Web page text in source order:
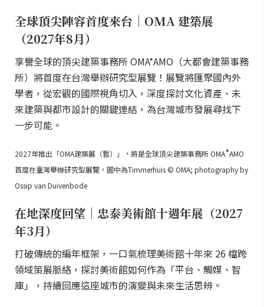
全球頂尖陣容首度來台｜OMA 建築展
（2027年8月）
享譽全球的頂尖建築事務所 OMA*AMO（大都會建築事務
所）將首度在台灣舉辦研究型展覽！展覽將匯聚國內外
學者，從宏觀的國際視角切入，深度探討文化資產、未
來建築與都市設計的關鍵連結，為台灣城市發展尋找下
一步可能。
2027年推出「OMA建築展（暫）」，將是全球頂尖建築事務所 OMA*AMO
首度在臺灣舉辦研究型展覽，圖中為Timmerhuis © OMA; photography by
Ossip van Duivenbode
在地深度回望｜忠泰美術館十週年展（2027
年3月）
打破傳統的編年框架，一口氣梳理美術館十年來 26 檔跨
領域策展脈絡，探討美術館如何作為「平台、觸媒、智
庫」，持續回應這座城市的演變與未來生活思辨。